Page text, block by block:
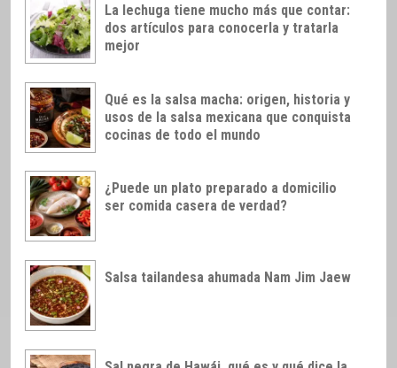
La lechuga tiene mucho más que contar:
dos artículos para conocerla y tratarla
mejor
Qué es la salsa macha: origen, historia y
usos de la salsa mexicana que conquista
cocinas de todo el mundo
¿Puede un plato preparado a domicilio
ser comida casera de verdad?
Salsa tailandesa ahumada Nam Jim Jaew